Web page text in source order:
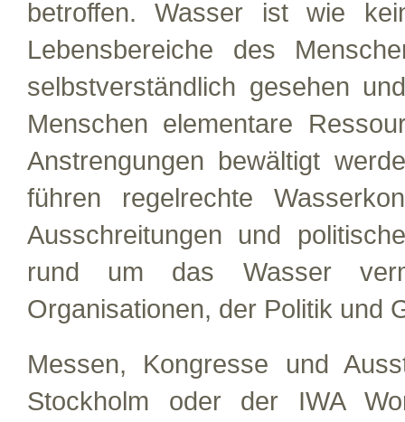
betroffen. Wasser ist wie
Lebensbereiche des
selbstverständlich gesehen
Menschen elementare
Anstrengungen bewältigt
führen regelrechte
Ausschreitungen und
rund um das Wasser
Organisationen, der Politik und
Messen, Kongresse und
Stockholm oder der IWA